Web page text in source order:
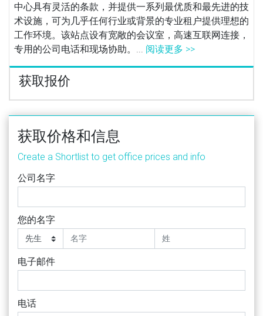
中心具有灵活的条款，并提供一系列最优质和最先进的技
术设施，可为几乎任何行业或背景的专业租户提供理想的
工作环境。该站点设有宽敞的会议室，高速互联网连接，
专用的公司电话和现场协助。... 阅读更多 >>
获取报价
获取价格和信息
Create a Shortlist to get office prices and info
公司名字
您的名字
电子邮件
电话